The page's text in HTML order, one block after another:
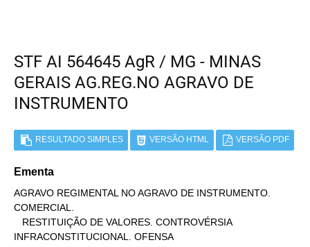
STF AI 564645 AgR / MG - MINAS
GERAIS AG.REG.NO AGRAVO DE
INSTRUMENTO
RESULTADO SIMPLES VERSÃO HTML VERSÃO PDF
Ementa
AGRAVO REGIMENTAL NO AGRAVO DE INSTRUMENTO.
COMERCIAL.
INFRACONSTITUCIONAL. OFENSA